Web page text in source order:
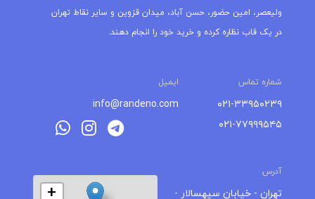
ولیعصر، امین حضور، حسن آباد، میدان قزوین و سایر نقاط تهران
در یک قاب نظاره کرده و خرید خود را انجام دهند.
شماره تماس ایمیل
۰۲۱-۳۳۹۵۰۲۳۹
۰۲۱-۷۷۹۹۹۵۴۵
info@randeno.com
آدرس
تهران - خیابان سپهسالار -
+